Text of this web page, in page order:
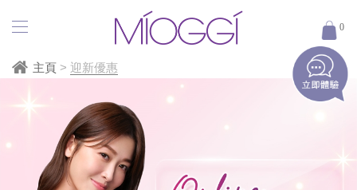
迎
優
惠
0
主頁 > 迎新優惠